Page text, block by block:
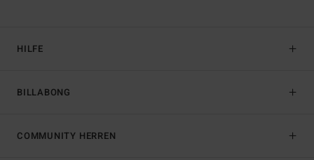
HILFE
BILLABONG
COMMUNITY HERREN